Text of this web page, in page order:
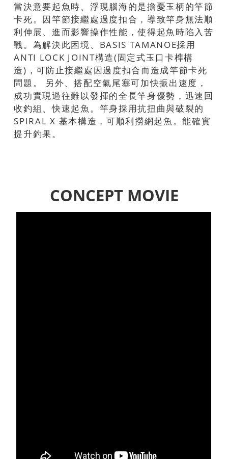
當決意要起魚時、浮現腦海的是擔憂玉柄的竿節
卡死。因竿節接繼處過度扣合，導致竿身無法順
利伸展、進而影響操作性能，使得起魚時陷入苦
戰。為解決此困境、BASIS TAMANOE採用
ANTI LOCK JOINT構造(固定式玉口卡榫構
造)，可防止接繼處因過度扣合而造成竿節卡死
問題。 另外、搭配空氣尾塞可加快振出速度，
成功實現過往難以發揮的全長竿身優勢，迅速回
收釣組、快速起魚。竿身採用抗扭曲與破裂的
SPIRAL X 基本構造，可順利撈網起魚。能確實
提升釣果。
CONCEPT MOVIE